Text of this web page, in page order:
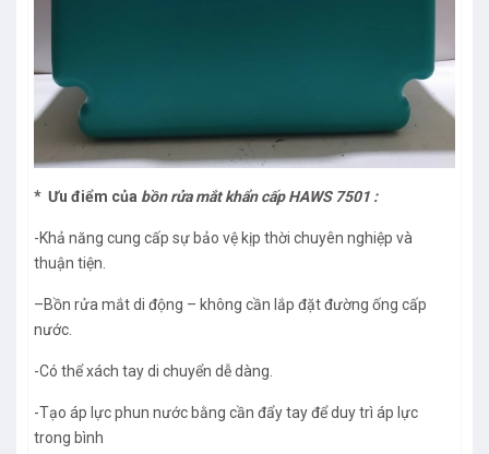
* Ưu điểm của bồn rửa mắt khẩn cấp HAWS 7501 :
-Khả năng cung cấp sự bảo vệ kịp thời chuyên nghiệp và
thuận tiện.
–Bồn rửa mắt di động – không cần lắp đặt đường ống cấp
nước.
-Có thể xách tay di chuyển dễ dàng.
-Tạo áp lực phun nước bằng cần đẩy tay để duy trì áp lực
trong bình